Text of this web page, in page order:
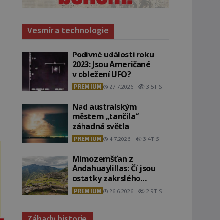
Vesmír a technologie
Podivné události roku
2023: Jsou Američané
v obležení UFO?
PREMIUM 27.7.2026 3.5TIS
Nad australským
městem „tančila“
záhadná světla
PREMIUM 4.7.2026 3.4TIS
Mimozemšťan z
Andahuaylillas: Čí jsou
ostatky zakrslého
stvoření s ohromnou
lebkou?
PREMIUM 26.6.2026 2.9TIS